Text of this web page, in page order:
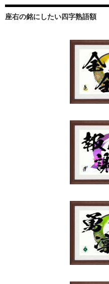
座右の銘にしたい四字熟語額